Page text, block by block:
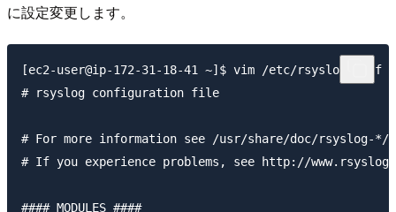
に設定変更します。
[ec2-user@ip-172-31-18-41 ~]$ vim /etc/rsyslog.conf
# rsyslog configuration file
# For more information see /usr/share/doc/rsyslog-*/
# If you experience problems, see http://
#### MODULES ####